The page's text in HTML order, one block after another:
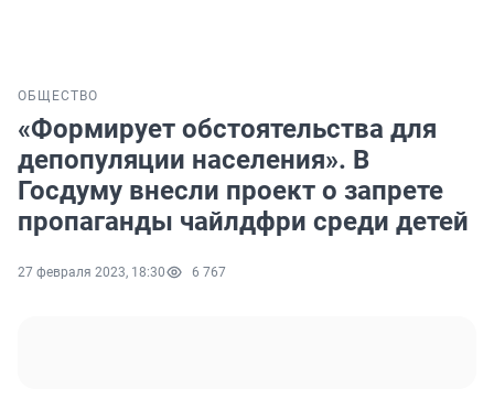
ОБЩЕСТВО
«Формирует обстоятельства для
депопуляции населения». В
Госдуму внесли проект о запрете
пропаганды чайлдфри среди детей
27 февраля 2023, 18:30 6 767